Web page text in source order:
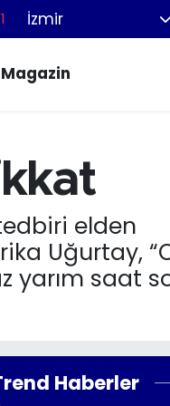
İzmir
Magazin
elden
Uğurtay,
yarım saat
Haberler